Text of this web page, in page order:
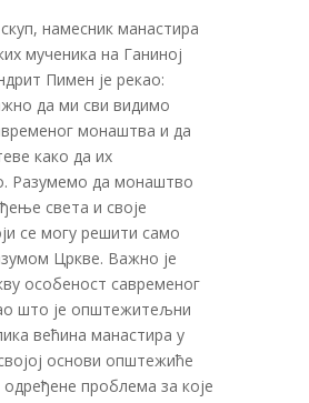
намесник манастира
мученика на Ганиној
Пимен је рекао:
да ми сви видимо
монаштва и да
како да их
Разумемо да монаштво
света и своје
се могу решити само
Цркве. Важно је
особеност савременог
што је општежитељни
већина манастира у
основи општежиће
проблема за које